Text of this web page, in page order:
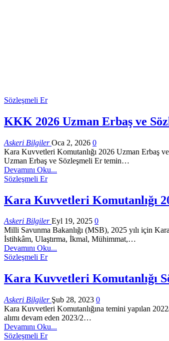
Sözleşmeli Er
KKK 2026 Uzman Erbaş ve
Askeri BilgilerOca 2, 2026 0
Kara Kuvvetleri Komutanlığı 2026 Uzman Erbaş
Uzman Erbaş ve Sözleşmeli Er temin…
Devamını Oku...
Sözleşmeli Er
Kara Kuvvetleri Komutanlığı
Askeri BilgilerEyl 19, 2025 0
Milli Savunma Bakanlığı (MSB), 2025 yılı için
İstihkâm, Ulaştırma, İkmal, Mühimmat,…
Devamını Oku...
Sözleşmeli Er
Kara Kuvvetleri Komutanlığı
Askeri Bilgiler Şub 28, 2023 0
Kara Kuvvetleri Komutanlığına temini yapılan
alımı devam eden 2023/2…
Devamını Oku...
Sözleşmeli Er